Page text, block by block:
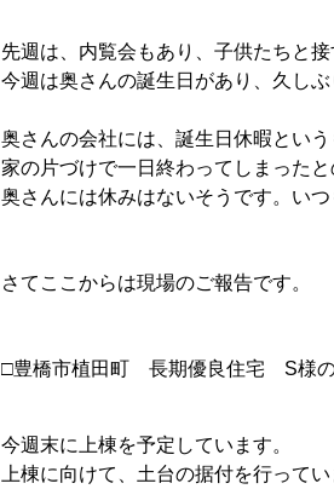
先週は、内覧会もあり、子供たちと
今週は奥さんの誕生日があり、久し
奥さんの会社には、誕生日休暇とい
家の片づけで一日終わってしまったと
奥さんには休みはないそうです。いつ
さてここからは現場のご報告です。
□豊橋市植田町 長期優良住宅 S様の
今週末に上棟を予定しています。
上棟に向けて、土台の据付を行ってい